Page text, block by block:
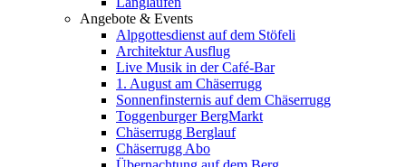
Angebote & Events
Alpgottesdienst auf dem Stöfeli
Architektur Ausflug
Live Musik in der Café-Bar
1. August am Chäserrugg
Sonnenfinsternis auf dem Chäserrugg
Toggenburger BergMarkt
Chäserrugg Berglauf
Chäserrugg Abo